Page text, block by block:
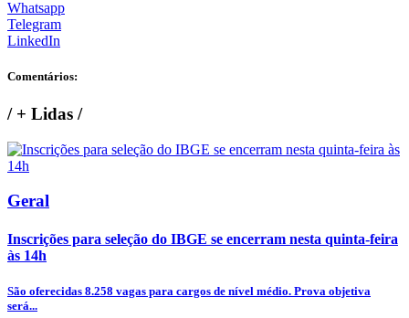
Whatsapp
Telegram
LinkedIn
Comentários:
/+ Lidas /
Geral
Inscrições para seleção do IBGE se encerram nesta quinta-feira
às 14h
São oferecidas 8.258 vagas para cargos de nível médio. Prova objetiva
será...